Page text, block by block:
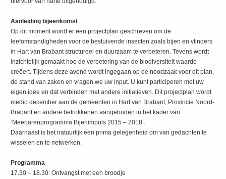
Aanleiding bijeenkomst
Op dit moment wordt er een projectplan geschreven om de
leefomstandigheden voor de bestuivende insecten zoals bijen en vlinders
in Hart van Brabant structureel en duurzaam te verbeteren. Tevens wordt
inzichtelijk gemaakt hoe de verbetering van de biodiversiteit waarde
creëert. Tijdens deze avond wordt ingegaan op de noodzaak voor dit plan,
de stand van zaken en vragen we uw input. U kunt participeren met uw
eigen idee en dat verbinden met andere initiatieven. Dit projectplan wordt
medio december aan de gemeenten in Hart van Brabant, Provincie Noord-
Brabant en andere betrokkenen aangeboden in het kader van
‘Meerjarenprogramma Bijenimpuls 2015 – 2018’.
Daarnaast is het natuurlijk een prima gelegenheid om van gedachten te
wisselen en te netwerken.
Programma
17.30 – 18.30: Ontvangst met een broodje